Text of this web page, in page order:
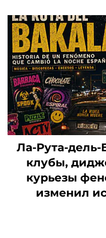
Ла-Рута-дель-
клубы,
курьезы
изменил